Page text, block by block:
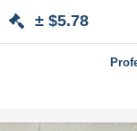
± $5.78